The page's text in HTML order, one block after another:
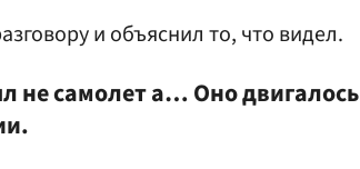
и объяснил то, что видел.
не самолет а… Оно двигалось